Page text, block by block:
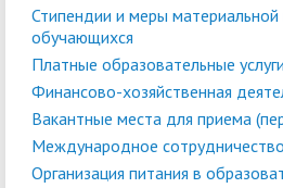
Стипендии и меры
обучающихся
Платные образовательные услуги
Финансово-хозяйственная
Вакантные места для приема
Международное сотрудничество
Организация питания в